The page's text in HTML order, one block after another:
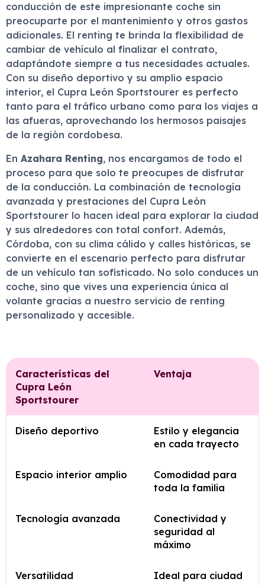
conducción de este impresionante coche sin
preocuparte por el mantenimiento y otros gastos
adicionales. El renting te brinda la flexibilidad de
cambiar de vehículo al finalizar el contrato,
adaptándote siempre a tus necesidades actuales.
Con su diseño deportivo y su amplio espacio
interior, el Cupra León Sportstourer es perfecto
tanto para el tráfico urbano como para los viajes a
las afueras, aprovechando los hermosos paisajes
de la región cordobesa.
En Azahara Renting, nos encargamos de todo el
proceso para que solo te preocupes de disfrutar
de la conducción. La combinación de tecnología
avanzada y prestaciones del Cupra León
Sportstourer lo hacen ideal para explorar la ciudad
y sus alrededores con total confort. Además,
Córdoba, con su clima cálido y calles históricas, se
convierte en el escenario perfecto para disfrutar
de un vehículo tan sofisticado. No solo conduces un
coche, sino que vives una experiencia única al
volante gracias a nuestro servicio de renting
personalizado y accesible.
Características del
Cupra León
Sportstourer
Ventaja
Diseño deportivo
Estilo y elegancia
en cada trayecto
Espacio interior amplio
Comodidad para
toda la familia
Tecnología avanzada
Conectividad y
seguridad al
máximo
Versatilidad
Ideal para ciudad